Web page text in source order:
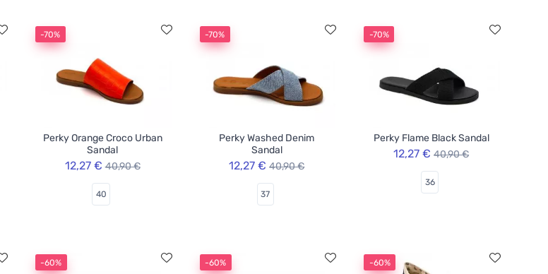
-70%
Perky Orange Croco Urban
Sandal
12,27 € 40,90 €
40
-70%
Perky Washed Denim
Sandal
12,27 € 40,90 €
37
-70%
Perky Flame Black Sandal
12,27 € 40,90 €
36
-60% -60% -60%